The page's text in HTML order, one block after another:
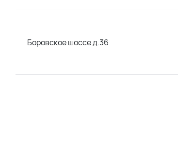
Боровское шоссе д.36